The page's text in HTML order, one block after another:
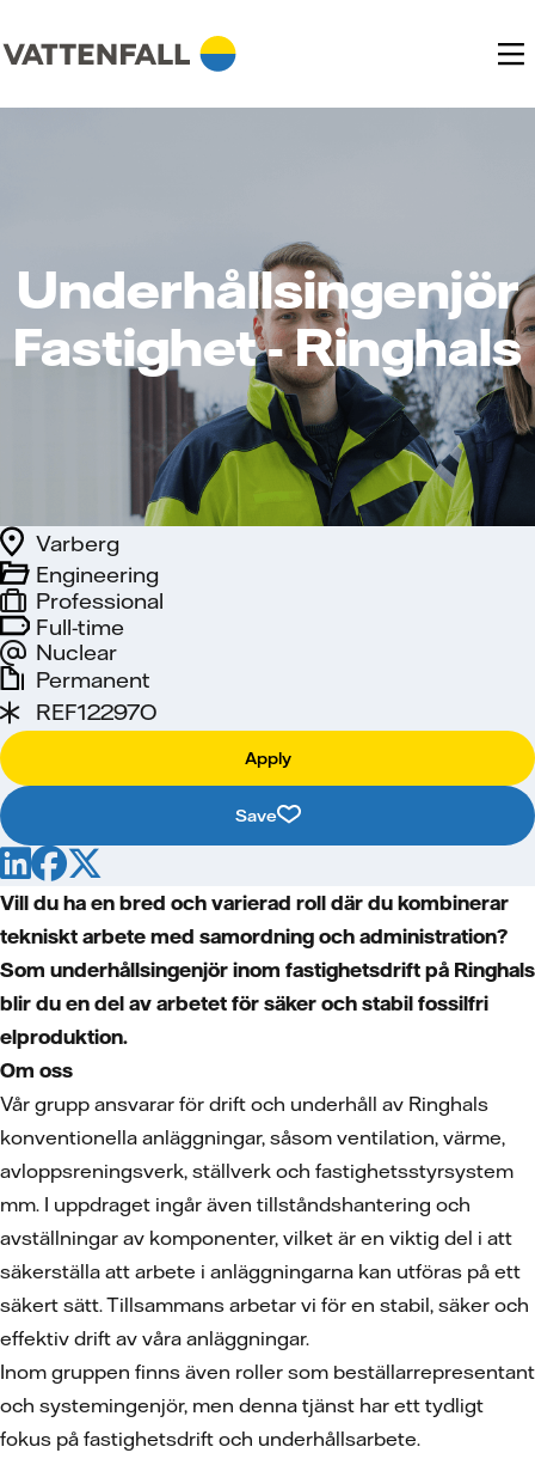
Underhållsingenjör
Fastighet - Ringhals
Full-time
Nuclear
Engineering
Varberg
Professional
Permanent
REF12297O
Apply
Save
Vill du ha en bred och varierad roll där du kombinerar
tekniskt arbete med samordning och administration?
Som underhållsingenjör inom fastighetsdrift på Ringhals
blir du en del av arbetet för säker och stabil fossilfri
elproduktion.
Om oss
Vår grupp ansvarar för drift och underhåll av Ringhals
konventionella anläggningar, såsom ventilation, värme,
avloppsreningsverk, ställverk och fastighetsstyrsystem
mm. I uppdraget ingår även tillståndshantering och
avställningar av komponenter, vilket är en viktig del i att
säkerställa att arbete i anläggningarna kan utföras på ett
säkert sätt. Tillsammans arbetar vi för en stabil, säker och
effektiv drift av våra anläggningar.
Inom gruppen finns även roller som beställarrepresentant
och systemingenjör, men denna tjänst har ett tydligt
fokus på fastighetsdrift och underhållsarbete.